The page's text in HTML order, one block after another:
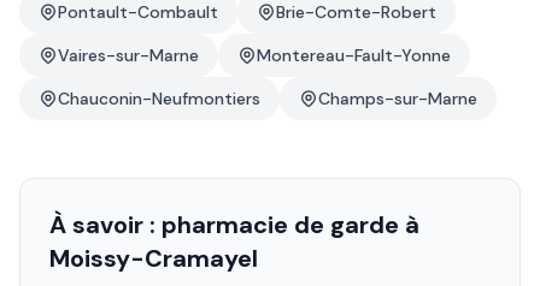
Pontault-Combault
Brie-Comte-Robert
Vaires-sur-Marne
Montereau-Fault-Yonne
Chauconin-Neufmontiers
Champs-sur-Marne
À savoir : pharmacie de garde à
Moissy-Cramayel